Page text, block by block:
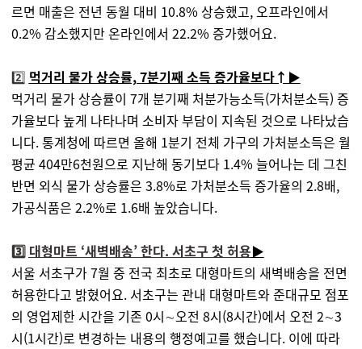
르면 매출은 전년 동월 대비 10.8% 상승했고, 오프라인에서
0.2% 감소했지만 온라인에서 22.2% 증가했어요.
2️⃣ 먹거리 물가 상승률, 7분기째 소득 증가율보다↑ ▶️
먹거리 물가 상승률이 7개 분기째 처분가능소득(가처분소득) 증
가율보다 높게 나타나며 소비자 부담이 지속된 것으로 나타났습
니다. 통계청에 따르면 올해 1분기 전체 가구의 가처분소득은 월
평균 404만6천원으로 지난해 동기보다 1.4% 늘어나는 데 그친
반면 외식 물가 상승률은 3.8%로 가처분소득 증가율의 2.8배,
가공식품은 2.2%로 1.6배 높았습니다.
3️⃣ 대형마트 ‘새벽배송’ 한다. 서초구 첫 허용▶️
서울 서초구가 7월 중 전국 최초로 대형마트의 새벽배송을 전면
허용한다고 밝혔어요. 서초구는 관내 대형마트와 준대규모 점포
의 영업제한 시간을 기존 0시∼오전 8시(8시간)에서 오전 2∼3
시(1시간)로 변경하는 내용의 행정예고를 했습니다. 이에 따라